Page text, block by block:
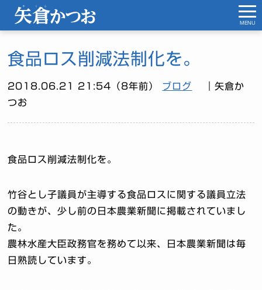
食品ロス削減法制化を。
2018.06.21 21:54（8年前） ブログ
｜矢倉か
つお
食品ロス削減法制化を。
竹谷とし子議員が主導する食品ロスに関する議員立法
の動きが、少し前の日本農業新聞に掲載されていまし
た。
農林水産大臣政務官を務めて以来、日本農業新聞は毎
日熟読しています。
MENU